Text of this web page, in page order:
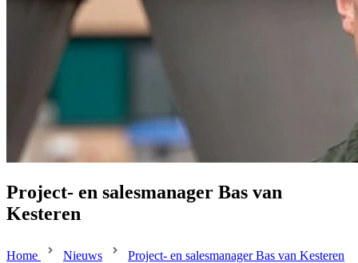
Project- en salesmanager Bas van
Kesteren
Home Nieuws
Project- en salesmanager Bas van Kesteren